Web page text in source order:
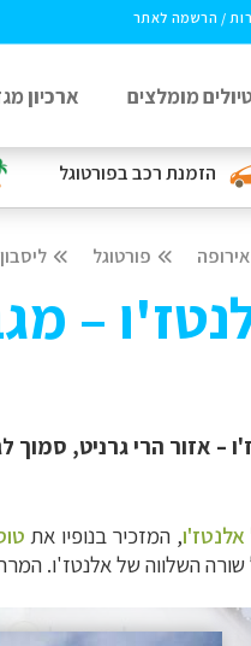
הזמנת רכבבפורטוגל
/ הרשמה לאתר
טיולים מומלצים ארכיון
אירופה פורטוגל
–
– אזור הרי גרניט,
, המזכיר בנופיו את
השלווה של אלנטז'ו.